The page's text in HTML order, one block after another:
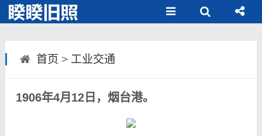
首页 > 工业交通
1906年4月12日，烟台港。